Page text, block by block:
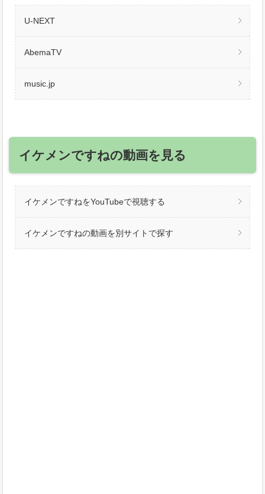
U-NEXT
AbemaTV
music.jp
イケメンですねの動画を見る
イケメンですねをYouTubeで視聴する
イケメンですねの動画を別サイトで探す